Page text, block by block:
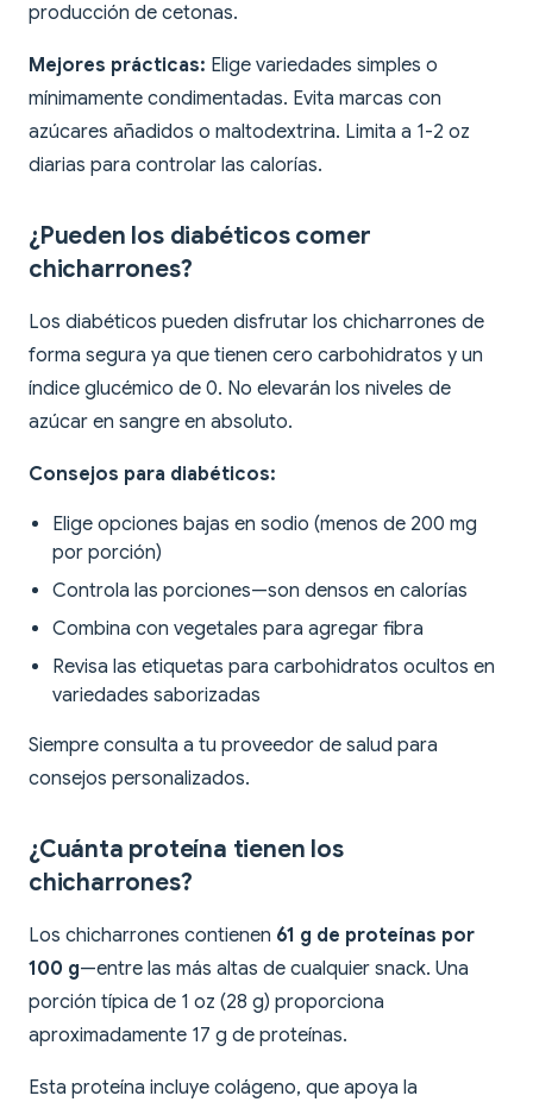
producción de cetonas.
Mejores prácticas: Elige variedades simples o
mínimamente condimentadas. Evita marcas con
azúcares añadidos o maltodextrina. Limita a 1-2 oz
diarias para controlar las calorías.
¿Pueden los diabéticos comer
chicharrones?
Los diabéticos pueden disfrutar los chicharrones de
forma segura ya que tienen cero carbohidratos y un
índice glucémico de 0. No elevarán los niveles de
azúcar en sangre en absoluto.
Consejos para diabéticos:
Elige opciones bajas en sodio (menos de 200 mg
por porción)
Controla las porciones—son densos en calorías
Combina con vegetales para agregar fibra
Revisa las etiquetas para carbohidratos ocultos en
variedades saborizadas
Siempre consulta a tu proveedor de salud para
consejos personalizados.
¿Cuánta proteína tienen los
chicharrones?
Los chicharrones contienen 61 g de proteínas por
100 g—entre las más altas de cualquier snack. Una
porción típica de 1 oz (28 g) proporciona
aproximadamente 17 g de proteínas.
Esta proteína incluye colágeno, que apoya la